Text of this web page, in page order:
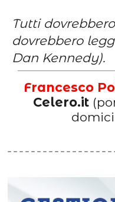
Tutti
dovrebbero
Dan Kennedy).
Francesco
Celero.it